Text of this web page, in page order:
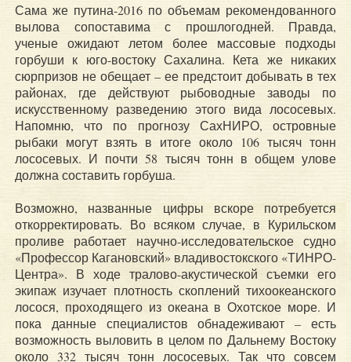
Сама же путина-2016 по объемам рекомендованного
вылова сопоставима с прошлогодней. Правда,
ученые ожидают летом более массовые подходы
горбуши к юго-востоку Сахалина. Кета же никаких
сюрпризов не обещает – ее предстоит добывать в тех
районах, где действуют рыбоводные заводы по
искусственному разведению этого вида лососевых.
Напомню, что по прогнозу СахНИРО, островные
рыбаки могут взять в итоге около 106 тысяч тонн
лососевых. И почти 58 тысяч тонн в общем улове
должна составить горбуша.
Возможно, названные цифры вскоре потребуется
откорректировать. Во всяком случае, в Курильском
проливе работает научно-исследовательское судно
«Профессор Кагановский» владивостокского «ТИНРО-
Центра». В ходе тралово-акустической съемки его
экипаж изучает плотность скоплений тихоокеанского
лосося, проходящего из океана в Охотское море. И
пока данные специалистов обнадеживают – есть
возможность выловить в целом по Дальнему Востоку
около 332 тысяч тонн лососевых. Так что совсем